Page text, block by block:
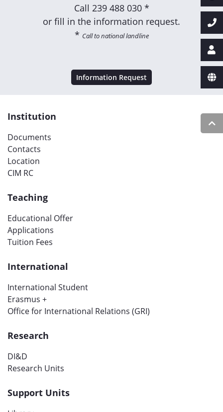
Call 239 488 030 *
or fill in the information request.
* Call to national landline
Information Request
Institution
Documents
Contacts
Location
CIM RC
Teaching
Educational Offer
Applications
Tuition Fees
International
International Student
Erasmus +
Office for International Relations (GRI)
Research
DI&D
Research Units
Support Units